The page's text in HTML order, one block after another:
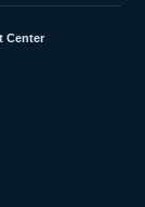
Center